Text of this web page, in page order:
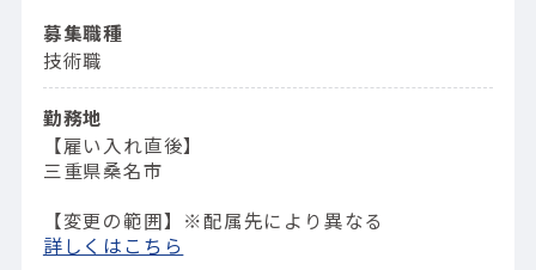
募集職種
技術職
勤務地
【雇い入れ直後】
三重県桑名市
【変更の範囲】※配属先により異なる
詳しくはこちら